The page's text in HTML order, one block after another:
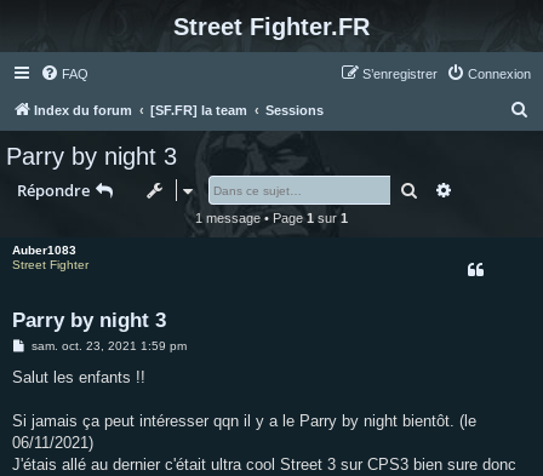
Street Fighter.FR
FAQ Connexion
S’enregistrer
Index du forum [SF.FR] la team Sessions
Parry by night 3
Répondre Rechercher
1 message • Page 1 sur1
Auber1083
Street Fighter
Parry by night 3
M
s
g
e
sam. oct. 23, 2021 1:59 pm
Salut les enfants !!
Si jamais ça peut intéresser qqn il y a le Parry by night bientôt. (le
06/11/2021)
J'étais allé au dernier c'était ultra cool Street 3 sur CPS3 bien sure donc